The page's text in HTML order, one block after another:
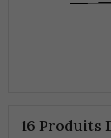
16 Produits